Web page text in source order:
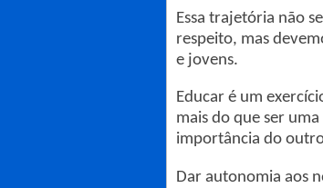
Essa trajetória não
respeito, mas
e jovens.
Educar é um
mais do que ser
importância do
Dar autonomia aos